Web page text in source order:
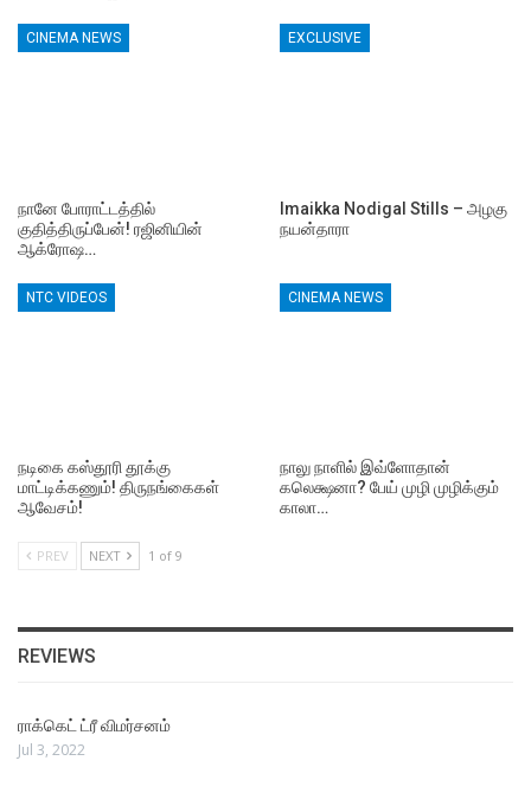
CINEMA NEWS
நானே போராட்டத்தில்
குதித்திருப்பேன்! ரஜினியின்
ஆக்ரோஷ…
EXCLUSIVE
Imaikka Nodigal Stills – அழகு
நயன்தாரா
NTC VIDEOS
நடிகை கஸ்தூரி தூக்கு
மாட்டிக்கணும்! திருநங்கைகள்
ஆவேசம்!
CINEMA NEWS
நாலு நாளில் இவ்ளோதான்
கலெக்ஷனா? பேய் முழி முழிக்கும்
காலா…
PREV NEXT 1 of 9
REVIEWS
ராக்கெட் ட்ரீ விமர்சனம்
Jul 3, 2022